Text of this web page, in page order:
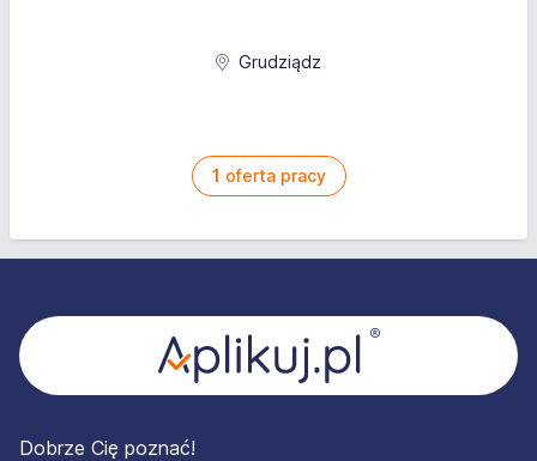
Grudziądz
1 oferta pracy
Dobrze Cię poznać!